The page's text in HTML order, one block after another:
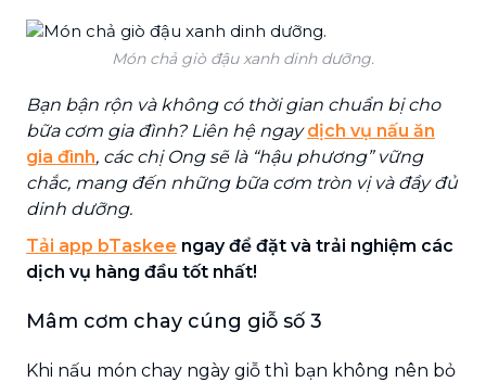
Món chả giò đậu xanh dinh dưỡng.
Bạn bận rộn và không có thời gian chuẩn bị cho
bữa cơm gia đình? Liên hệ ngaydịch vụ nấu ăn
gia đình, các chị Ong sẽ là “hậu phương” vững
chắc, mang đến những bữa cơm tròn vị và đầy đủ
dinh dưỡng.
Tải app bTaskee ngay để đặt và trải nghiệm các
dịch vụ hàng đầu tốt nhất!
Mâm cơm chay cúng giỗ số 3
Khi nấu món chay ngày giỗ thì bạn không nên bỏ